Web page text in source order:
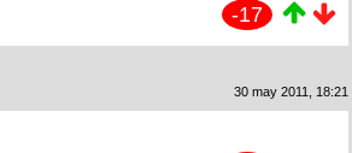
-17
30 may 2011, 18:21